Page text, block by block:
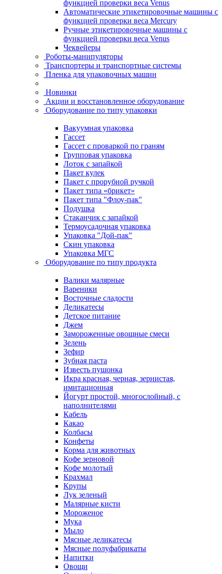
функцией проверки веса Venus
Автоматические этикетировочные машины с
функцией проверки веса Mercury
Ручные этикетировочные машины с
функцией проверки веса Venus
Чеквейеры
Роботы-манипуляторы
Транспортеры и транспортные системы
Пленка для упаковочных машин
Новинки
Акции и восстановленное оборудование
Оборудование по типу упаковки
Вакуумная упаковка
Гассет
Гассет с проваркой по граням
Групповая упаковка
Лоток с запайкой
Пакет кулек
Пакет с прорубной ручкой
Пакет типа «брикет»
Пакет типа "Флоу-пак"
Подушка
Стаканчик с запайкой
Термоусадочная упаковка
Упаковка "Дой-пак"
Скин упаковка
Упаковка МГС
Оборудование по типу продукта
Валики малярные
Вареники
Восточные сладости
Деликатесы
Детское питание
Джем
Замороженные овощные смеси
Зелень
Зефир
Зубная паста
Известь пушонка
Икра красная, черная, зернистая,
имитационная
Йогурт простой, многослойный, с
наполнителями
Кабель
Какао
Колбасы
Конфеты
Корма для животных
Кофе зерновой
Кофе молотый
Крахмал
Крупы
Лук зеленый
Малярные кисти
Мороженое
Мука
Мыло
Мясные деликатесы
Мясные полуфабрикаты
Напитки
Овощи